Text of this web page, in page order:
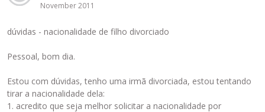
November 2011
dúvidas - nacionalidade de filho divorciado
Pessoal, bom dia.
Estou com dúvidas, tenho uma irmã divorciada, estou tentando
tirar a nacionalidade dela:
1. acredito que seja melhor solicitar a nacionalidade por